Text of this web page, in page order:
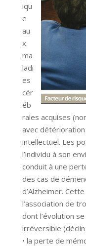
iqu
e
au
x
ma
ladi
es
cér
éb
rales acquises
avec
intellectuel. Les
l’individu à son
conduit à une
des cas de
d’Alzheimer.
l’association de
dont l’évolution
irréversible (déclin
• la perte de